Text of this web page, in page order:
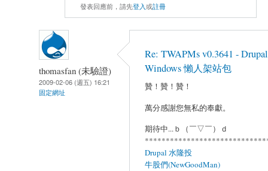
發表回應前，請先登入或註冊
thomasfan (未驗證)
2009-02-06 (週五) 16:21
固定網址
Re: TWAPMs v0.3641 -
Windows 懶人架站包
贊！贊！贊！
萬分感謝您無私的奉獻。
期待中...ｂ（￣▽￣）ｄ
Drupal 水隆投
牛股們(NewGoodMan)